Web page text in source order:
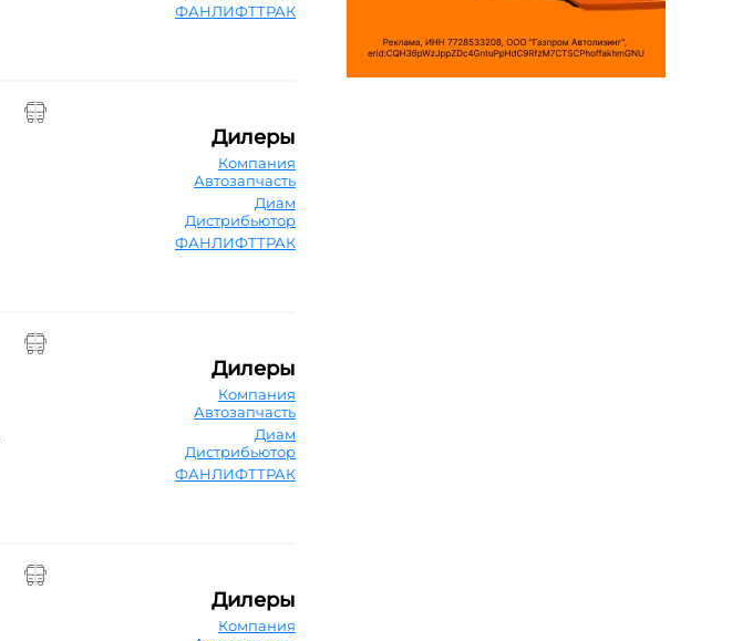
ФАНЛИФТТРАК
Дилеры
Компания
Автозапчасть
Диам
Дистрибьютор
ФАНЛИФТТРАК
Дилеры
Компания
Автозапчасть
Диам
Дистрибьютор
ФАНЛИФТТРАК
Дилеры
Компания